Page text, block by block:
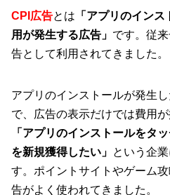
CPI広告とは 「アプリのイン
用が発生する広告」 です。従
告として利用されてきました。
アプリのインストールが発生
で、広告の表示だけでは費用
「アプリのインストールをタ
を新規獲得したい」 という企
す。ポイントサイトやゲーム
告がよく使われてきました。